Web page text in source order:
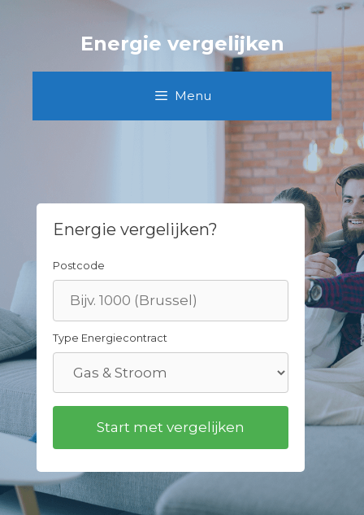
Energie vergelijken
Menu
Energie vergelijken?
Postcode
Type Energiecontract